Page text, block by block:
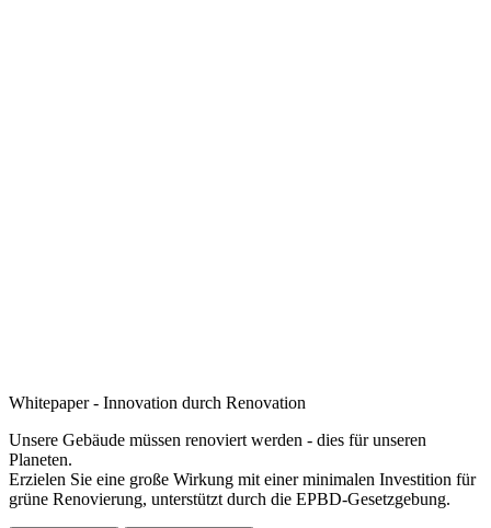
Whitepaper - Innovation durch Renovation
Unsere Gebäude müssen renoviert werden - dies für unseren
Planeten.
Erzielen Sie eine große Wirkung mit einer minimalen Investition für
grüne Renovierung, unterstützt durch die EPBD-Gesetzgebung.